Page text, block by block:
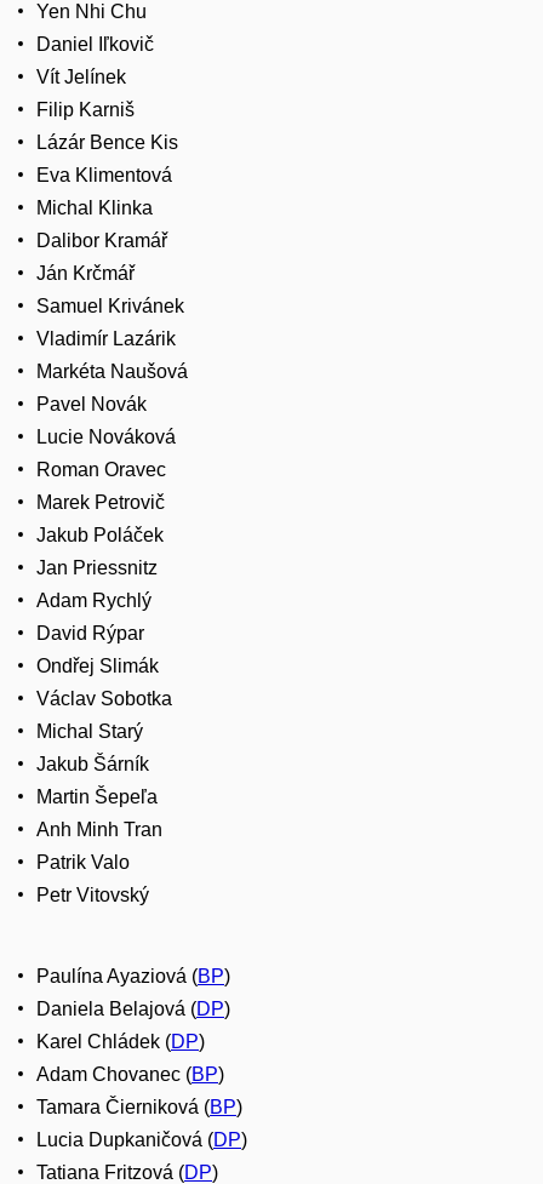
Yen Nhi Chu
Daniel Iľkovič
Vít Jelínek
Filip Karniš
Lázár Bence Kis
Eva Klimentová
Michal Klinka
Dalibor Kramář
Ján Krčmář
Samuel Krivánek
Vladimír Lazárik
Markéta Naušová
Pavel Novák
Lucie Nováková
Roman Oravec
Marek Petrovič
Jakub Poláček
Jan Priessnitz
Adam Rychlý
David Rýpar
Ondřej Slimák
Václav Sobotka
Michal Starý
Jakub Šárník
Martin Šepeľa
Anh Minh Tran
Patrik Valo
Petr Vitovský
Paulína Ayaziová (BP)
Daniela Belajová (DP)
Karel Chládek (DP)
Adam Chovanec (BP)
Tamara Čierniková (BP)
Lucia Dupkaničová (DP)
Tatiana Fritzová (DP)